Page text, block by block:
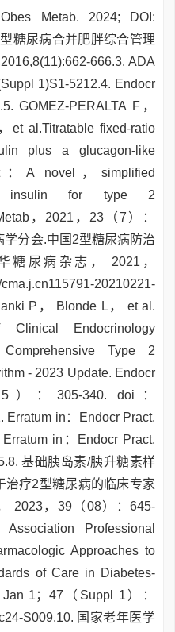
Metab. 2024; DOI:
糖尿病合并肥胖综合管理
666.3. ADA
1)S1-5212.4. Endocr
GOMEZ-PERALTA F，
et al.Titratable fixed-ratio
plus a glucagon-like
：A novel，simplified
insulin for type 2
，2021，23（7）：
分会.中国2型糖尿病防治
糖尿病杂志， 2021，
20210221-
P， Blonde L， et al.
Clinical Endocrinology
Type 2
- 2023 Update. Endocr
）：305-340. doi：
Erratum in：Endocr Pract.
in：Endocr Pract.
基础胰岛素/胰升糖素样
治疗2型糖尿病的临床专家
2023，39（08）：645-
Professional
Approaches to
of Care in Diabetes-
1；47（Suppl 1）：
S009.10. 国家老年医学